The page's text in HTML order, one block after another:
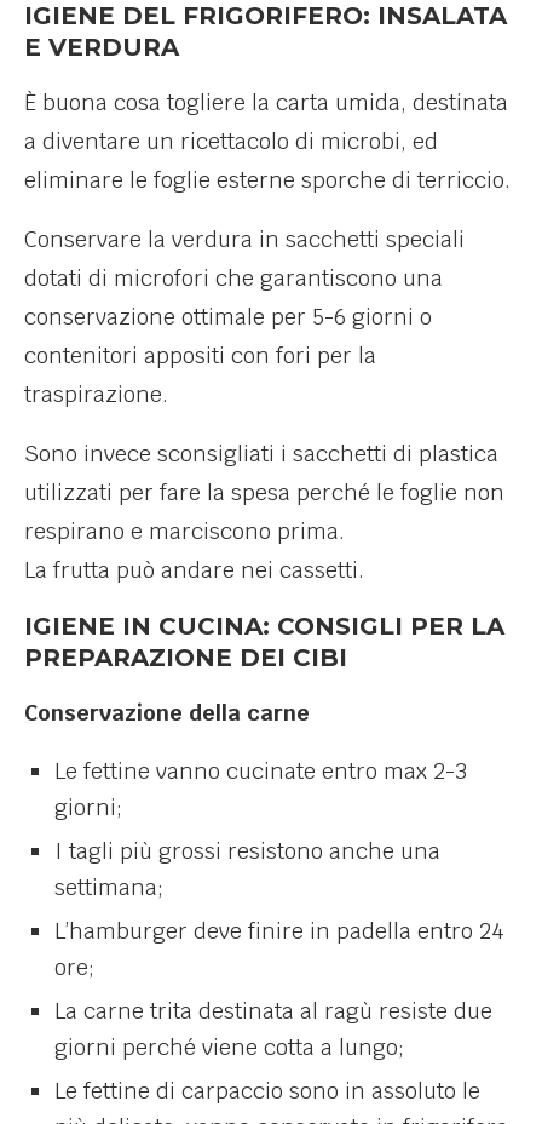
IGIENE DEL FRIGORIFERO: INSALATA
E VERDURA
È buona cosa togliere la carta umida, destinata
a diventare un ricettacolo di microbi, ed
eliminare le foglie esterne sporche di terriccio.
Conservare la verdura in sacchetti speciali
dotati di microfori che garantiscono una
conservazione ottimale per 5-6 giorni o
contenitori appositi con fori per la
traspirazione.
Sono invece sconsigliati i sacchetti di plastica
utilizzati per fare la spesa perché le foglie non
respirano e marciscono prima.
La frutta può andare nei cassetti.
IGIENE IN CUCINA: CONSIGLI PER LA
PREPARAZIONE DEI CIBI
Conservazione della carne
Le fettine vanno cucinate entro max 2-3
giorni;
I tagli più grossi resistono anche una
settimana;
L’hamburger deve finire in padella entro 24
ore;
La carne trita destinata al ragù resiste due
giorni perché viene cotta a lungo;
Le fettine di carpaccio sono in assoluto le